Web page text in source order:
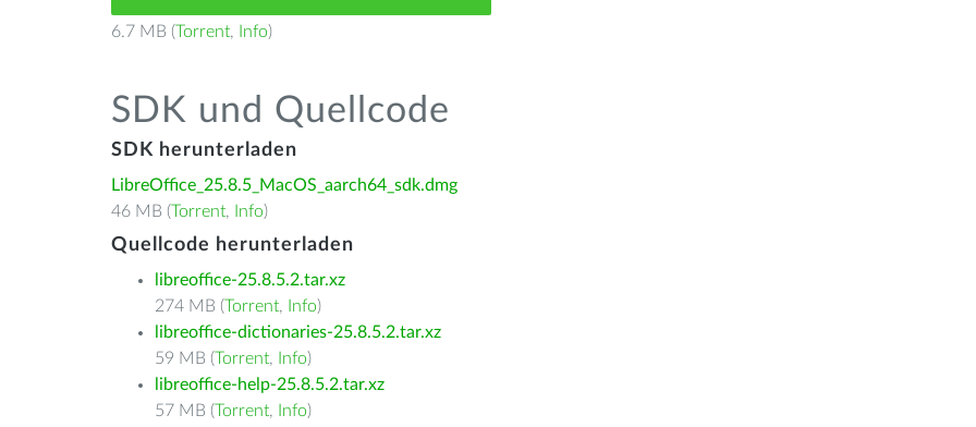
6.7 MB (Torrent, Info)
SDK und Quellcode
SDK herunterladen
LibreOffice_25.8.5_MacOS_aarch64_sdk.dmg
46 MB (Torrent, Info)
Quellcode herunterladen
libreoffice-25.8.5.2.tar.xz
274 MB (Torrent, Info)
libreoffice-dictionaries-25.8.5.2.tar.xz
59 MB (Torrent, Info)
libreoffice-help-25.8.5.2.tar.xz
57 MB (Torrent, Info)